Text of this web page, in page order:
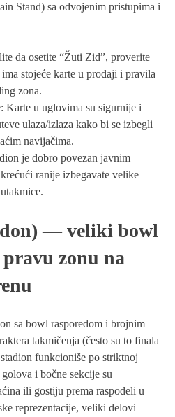
Stand) sa odvojenim pristupima i
da osetite “Žuti Zid”, proverite
ima stojeće karte u prodaji i pravila
zona.
Karte u uglovima su sigurnije i
ulaza/izlaza kako bi se izbegli
navijačima.
je dobro povezan javnim
ranije izbegavate velike
— veliki bowl
zonu na
sa bowl rasporedom i brojnim
takmičenja (često su to finala
funkcioniše po striktnoj
i bočne sekcije su
ili gostiju prema raspodeli u
reprezentacije, veliki delovi